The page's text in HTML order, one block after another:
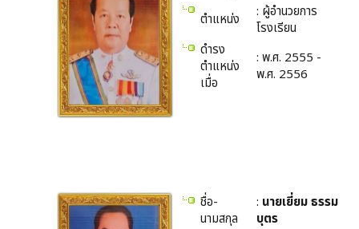
ตำแหน่ง
: ผู้อำนวยการ
โรงเรียน
ดำรง
ตำแหน่ง
เมื่อ
: พ.ศ. 2555 -
พ.ศ. 2556
ชื่อ-
นามสกุล
: นายเยี่ยม ธรรม
บุตร